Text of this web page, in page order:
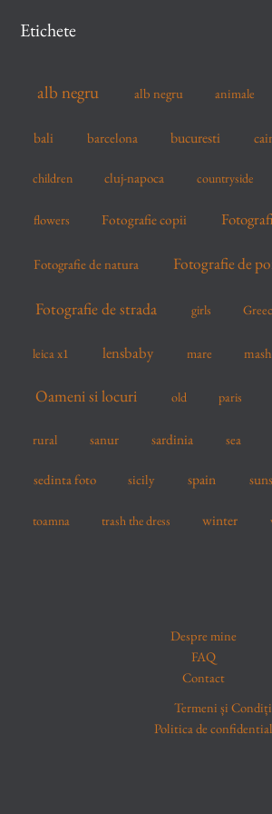
h
Etichete
alb negru alb negru animale
bali barcelona bucuresti
children cluj-napoca countryside
flowers Fotografie copii
Fotografie de natura Fotografie de
Fotografie de strada girls
leica x1 lensbaby mare
Oameni si locuri old paris
rural sanur sardinia sea
sedinta foto sicily spain
toamna trash the dress winter
Despre mine
FAQ
Contact
Termeni și
Politica de